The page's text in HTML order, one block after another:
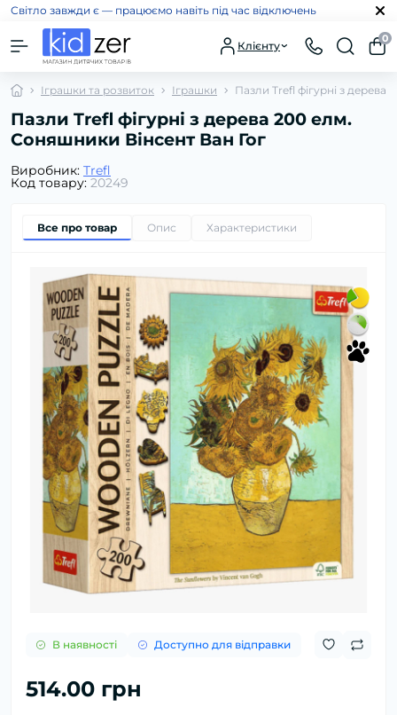
Світло завжди є — працюємо навіть під час відключень
Клієнту
0
Іграшки та розвиток Іграшки Пазли Trefl фігурні з
Пазли Trefl фігурні з дерева 200 елм.
Соняшники Вінсент Ван Гог
Виробник: Trefl
Код товару: 20249
Все про товар Опис Характеристики
В наявності Доступно для відправки
514.00 грн